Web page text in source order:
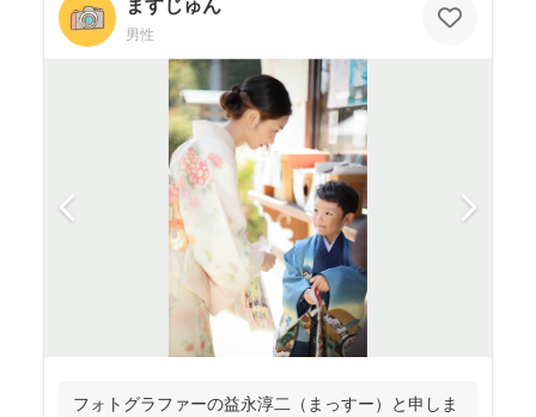
男性
フォトグラファーの益永淳二（まっすー）と申しま